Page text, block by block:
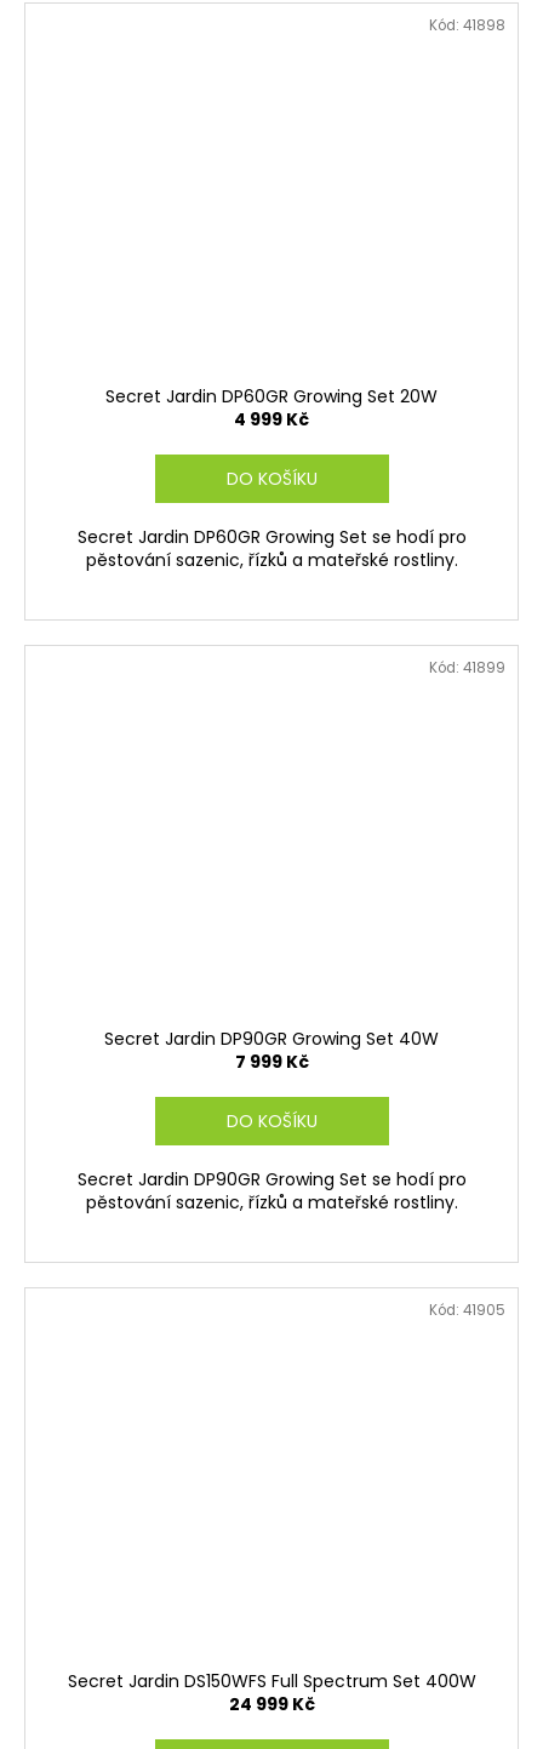
Secret Jardin DP60GR Growing Set 20W
4 999 Kč
DO KOŠÍKU
Secret Jardin DP60GR Growing Set se hodí pro
pěstování sazenic, řízků a mateřské rostliny.
Kód: 41898
Secret Jardin DP90GR Growing Set 40W
7 999 Kč
DO KOŠÍKU
Secret Jardin DP90GR Growing Set se hodí pro
pěstování sazenic, řízků a mateřské rostliny.
Kód: 41899
Secret Jardin DS150WFS Full Spectrum Set 400W
24 999 Kč
Kód: 41905